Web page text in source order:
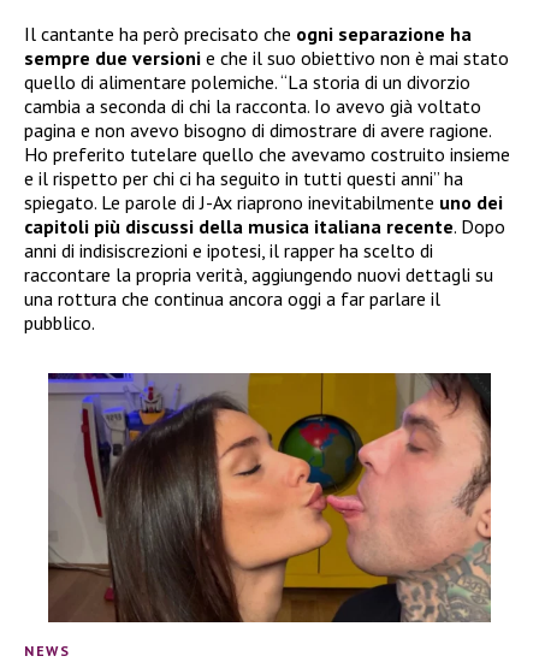
Il cantante ha però precisato che ogni separazione ha
sempre due versioni e che il suo obiettivo non è mai stato
quello di alimentare polemiche. “La storia di un divorzio
cambia a seconda di chi la racconta. Io avevo già voltato
pagina e non avevo bisogno di dimostrare di avere ragione.
Ho preferito tutelare quello che avevamo costruito insieme
e il rispetto per chi ci ha seguito in tutti questi anni” ha
spiegato. Le parole di J-Ax riaprono inevitabilmente uno dei
capitoli più discussi della musica italiana recente. Dopo
anni di indisiscrezioni e ipotesi, il rapper ha scelto di
raccontare la propria verità, aggiungendo nuovi dettagli su
una rottura che continua ancora oggi a far parlare il
pubblico.
NEWS